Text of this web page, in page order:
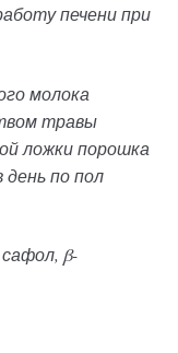
печени при
молока
травы
ложки порошка
по пол
β-